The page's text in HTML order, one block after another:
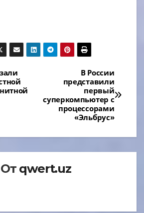
В России
представили
первый
суперкомпьютер с
процессорами
«Эльбрус»
От qwert.uz